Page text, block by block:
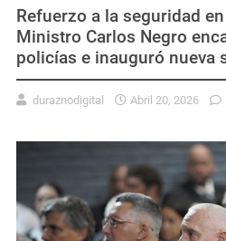
Refuerzo a la seguridad
Ministro Carlos Negro
policías e inauguró nueva
duraznodigital Abril 20, 2026